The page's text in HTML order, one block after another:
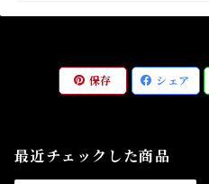
保存 シェア
最近チェックした商品